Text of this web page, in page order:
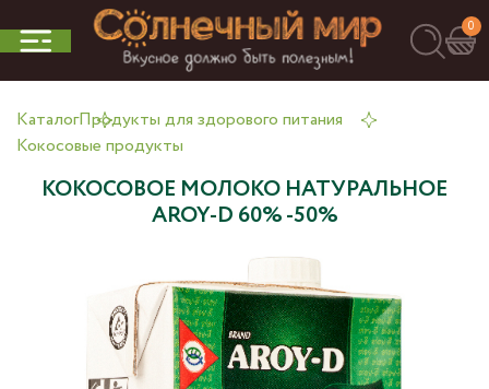
0
КаталогПродукты для здорового питания
Кокосовые продукты
КОКОСОВОЕ МОЛОКО НАТУРАЛЬНОЕ
AROY-D 60% -50%